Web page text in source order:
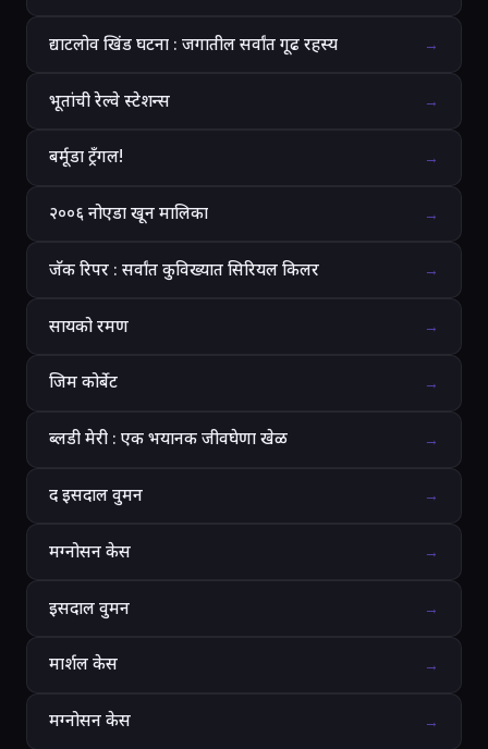
द्याटलोव खिंड घटना : जगातील सर्वांत गूढ रहस्य →
भूतांची रेल्वे स्टेशन्स →
बर्मूडा ट्रँगल! →
२००६ नोएडा खून मालिका →
जॅक रिपर : सर्वांत कुविख्यात सिरियल किलर →
सायको रमण →
जिम कोर्बेट →
ब्लडी मेरी : एक भयानक जीवघेणा खेळ →
द इसदाल वुमन →
मग्नोसन केस →
इसदाल वुमन →
मार्शल केस →
मग्नोसन केस →